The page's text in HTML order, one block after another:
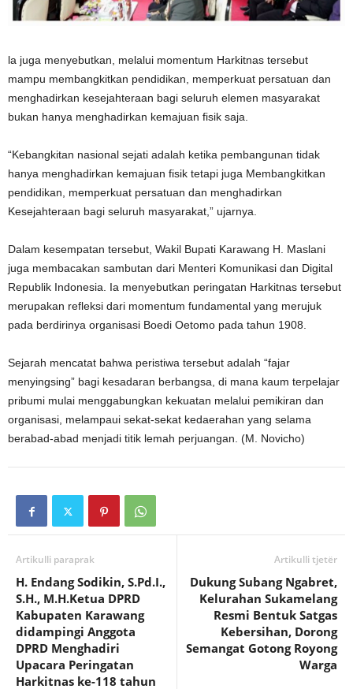
la juga menyebutkan, melalui momentum Harkitnas tersebut
mampu membangkitkan pendidikan, memperkuat persatuan dan
menghadirkan kesejahteraan bagi seluruh elemen masyarakat
bukan hanya menghadirkan kemajuan fisik saja.
“Kebangkitan nasional sejati adalah ketika pembangunan tidak
hanya menghadirkan kemajuan fisik tetapi juga Membangkitkan
pendidikan, memperkuat persatuan dan menghadirkan
Kesejahteraan bagi seluruh masyarakat,” ujarnya.
Dalam kesempatan tersebut, Wakil Bupati Karawang H. Maslani
juga membacakan sambutan dari Menteri Komunikasi dan Digital
Republik Indonesia. Ia menyebutkan peringatan Harkitnas tersebut
merupakan refleksi dari momentum fundamental yang merujuk
pada berdirinya organisasi Boedi Oetomo pada tahun 1908.
Sejarah mencatat bahwa peristiwa tersebut adalah “fajar
menyingsing” bagi kesadaran berbangsa, di mana kaum terpelajar
pribumi mulai menggabungkan kekuatan melalui pemikiran dan
organisasi, melampaui sekat-sekat kedaerahan yang selama
berabad-abad menjadi titik lemah perjuangan. (M. Novicho)
Artikulli paraprak
H. Endang Sodikin, S.Pd.I.,
S.H., M.H.Ketua DPRD
Kabupaten Karawang
didampingi Anggota
DPRD Menghadiri
Upacara Peringatan
Harkitnas ke-118 tahun
Artikulli tjetër
Dukung Subang Ngabret,
Kelurahan Sukamelang
Resmi Bentuk Satgas
Kebersihan, Dorong
Semangat Gotong Royong
Warga